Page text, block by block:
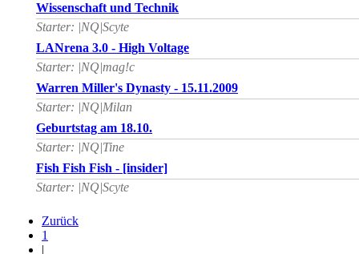
Wissenschaft und Technik
Starter: |NQ|Scyte
LANrena 3.0 - High Voltage
Starter: |NQ|mag!c
Warren Miller's Dynasty - 15.11.2009
Starter: |NQ|Milan
Geburtstag am 18.10.
Starter: |NQ|Tine
Fish Fish Fish - [insider]
Starter: |NQ|Scyte
Zurück
1
|